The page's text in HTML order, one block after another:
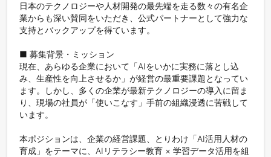
日本のテクノロジーや人材開発の最先端を走る数々の有名企
業からも深い賛同をいただき、公式パートナーとして強力な
支持とバックアップを得ています。
■ 募集背景・ミッション
現在、あらゆる企業において「AIをいかに実務に落とし込
み、生産性を向上させるか」が経営の最重要課題となってい
ます。しかし、多くの企業が最新テクノロジーの導入に留ま
り、現場の社員が「使いこなす」手前の組織浸透に苦戦して
います。
本ポジションは、企業の経営課題、とりわけ「AI活用人材の
育成」をテーマに、AIリテラシー教育 × 学習データ活用を組